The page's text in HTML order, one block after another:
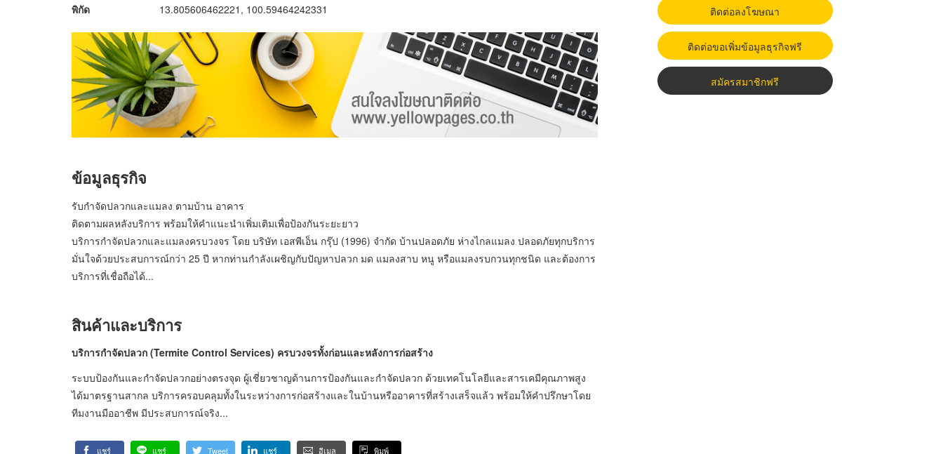
พิกัด 13.805606462221, 100.59464242331
ข้อมูลธุรกิจ
รับกำจัดปลวกและแมลง ตามบ้าน อาคาร
ติดตามผลหลังบริการ พร้อมให้คำแนะนำเพิ่มเติมเพื่อป้องกันระยะยาว
บริการกำจัดปลวกและแมลงครบวงจร โดย บริษัท เอสพีเอ็น กรุ๊ป (1996) จำกัด บ้านปลอดภัย ห่างไกลแมลง ปลอดภัยทุกบริการ
มั่นใจด้วยประสบการณ์กว่า 25 ปี หากท่านกำลังเผชิญกับปัญหาปลวก มด แมลงสาบ หนู หรือแมลงรบกวนทุกชนิด และต้องการ
บริการที่เชื่อถือได้...
สินค้าและบริการ
บริการกำจัดปลวก (Termite Control Services) ครบวงจรทั้งก่อนและหลังการก่อสร้าง
ระบบป้องกันและกำจัดปลวกอย่างตรงจุด ผู้เชี่ยวชาญด้านการป้องกันและกำจัดปลวก ด้วยเทคโนโลยีและสารเคมีคุณภาพสูง
ได้มาตรฐานสากล บริการครอบคลุมทั้งในระหว่างการก่อสร้างและในบ้านหรืออาคารที่สร้างเสร็จแล้ว พร้อมให้คำปรึกษาโดย
ทีมงานมืออาชีพ มีประสบการณ์จริง...
แชร์ แชร์ Tweet แชร์ อีเมล พิมพ์
ติดต่อลงโฆษณา
ติดต่อขอเพิ่มข้อมูลธุรกิจฟรี
สมัครสมาชิกฟรี